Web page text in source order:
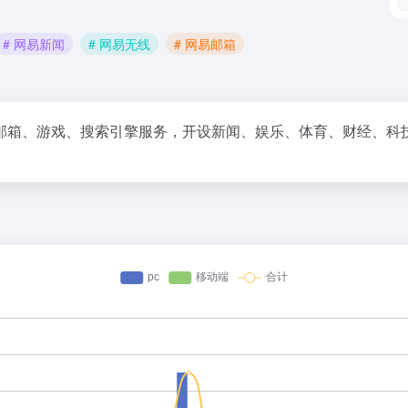
# 网易新闻 # 网易无线 # 网易邮箱
、游戏、搜索引擎服务，开设新闻、娱乐、体育、财经、